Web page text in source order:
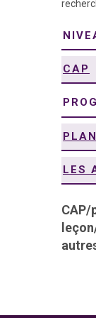
CAP
LES
CAP/
leçon